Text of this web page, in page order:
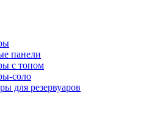
панели
с топом
соло
для резервуаров